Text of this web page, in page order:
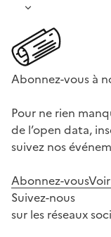
Abonnez-vous à
Pour ne rien
de l’open data,
suivez nos
Abonnez-vous
Suivez-nous
sur les réseaux